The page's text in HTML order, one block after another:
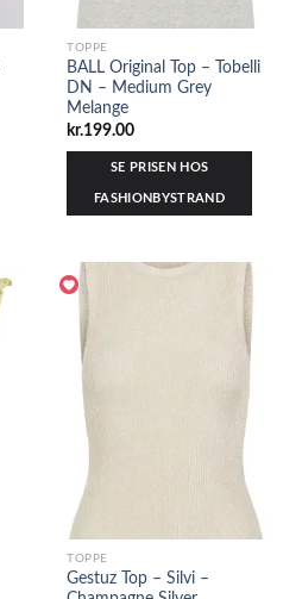
TOPPE
BALL Original Top – Tobelli
DN – Medium Grey
Melange
kr.199.00
SE PRISEN HOS
FASHIONBYSTRAND
TOPPE
Gestuz Top – Silvi –